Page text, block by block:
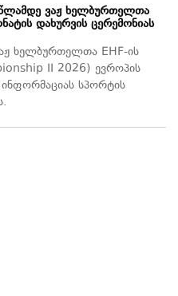
ვაჟ ხელბურთელთა
დახურვის ცერემონიას
ხელბურთელთა EHF-ის
II 2026) ევროპის
სპორტის